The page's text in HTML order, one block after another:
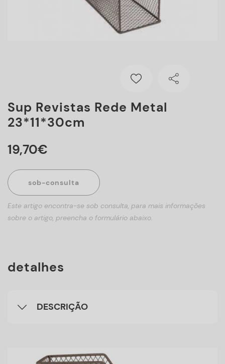
Sup Revistas Rede Metal
23*11*30cm
19,70€
sob-consulta
Este artigo encontra-se sob consulta, para mais informações
sobre o artigo, preencha o formulário abaixo.
detalhes
DESCRIÇÃO